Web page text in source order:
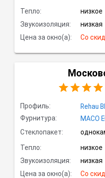
Тепло:
низкое
Звукоизоляция:
низкая
Цена за окно(а):
Со
Профиль: Rehau
Фурнитура:
MACO
Стеклопакет:
Тепло:
низкое
Звукоизоляция:
низкая
Цена за окно(а):
Со